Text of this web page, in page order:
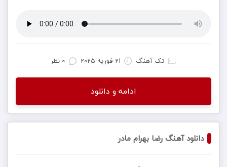
تک آهنگ 21 فوریه 2025 0 نظر
ادامه و دانلود
دانلود آهنگ رضا بهرام مادر